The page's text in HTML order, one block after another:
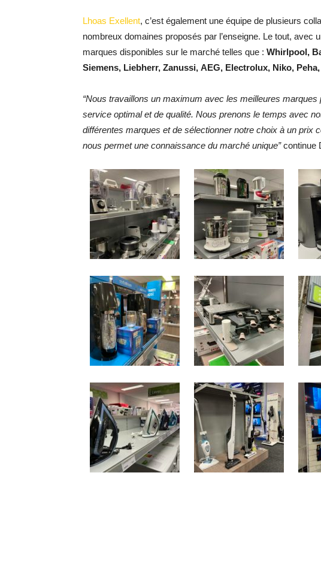
Lhoas Exellent, c’est également une équipe de plusieurs
nombreux domaines proposés par l’enseigne. Le tout, avec
marques disponibles sur le marché telles que : Whirlpool,
Siemens, Liebherr, Zanussi, AEG, Electrolux, Niko,
“Nous travaillons un maximum avec les meilleures
service optimal et de qualité. Nous prenons le temps avec
différentes marques et de sélectionner notre choix à un prix
nous permet une connaissance du marché unique”continue